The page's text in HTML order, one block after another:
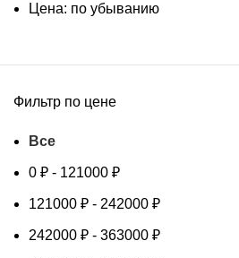
Цена: по убыванию
Фильтр по цене
Все
0 ₽ - 121000 ₽
121000 ₽ - 242000 ₽
242000 ₽ - 363000 ₽